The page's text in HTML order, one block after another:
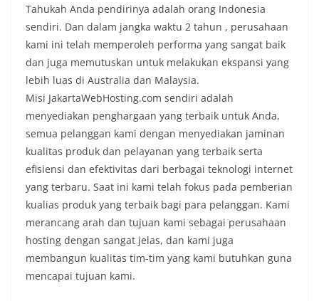
Tahukah Anda pendirinya adalah orang Indonesia
sendiri. Dan dalam jangka waktu 2 tahun , perusahaan
kami ini telah memperoleh performa yang sangat baik
dan juga memutuskan untuk melakukan ekspansi yang
lebih luas di Australia dan Malaysia.
Misi JakartaWebHosting.com sendiri adalah
menyediakan penghargaan yang terbaik untuk Anda,
semua pelanggan kami dengan menyediakan jaminan
kualitas produk dan pelayanan yang terbaik serta
efisiensi dan efektivitas dari berbagai teknologi internet
yang terbaru. Saat ini kami telah fokus pada pemberian
kualias produk yang terbaik bagi para pelanggan. Kami
merancang arah dan tujuan kami sebagai perusahaan
hosting dengan sangat jelas, dan kami juga
membangun kualitas tim-tim yang kami butuhkan guna
mencapai tujuan kami.